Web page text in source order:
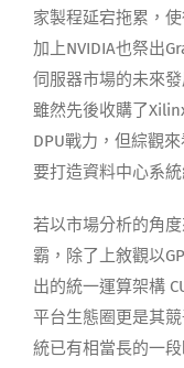
家製程延宕拖累，
加上NVIDIA也祭出
伺服器市場的未來
雖然先後收購了
DPU戰力，但綜觀
要打造資料中心系
若以市場分析的角
霸，除了上敘觀以
出的統一運算架構
平台生態圈更是其競
統已有相當長的一